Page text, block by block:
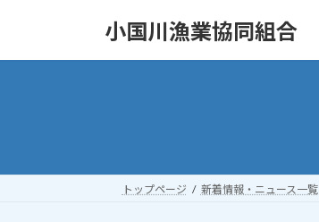
小国川漁業協同組合
トップページ 新着情報・ニュース一覧